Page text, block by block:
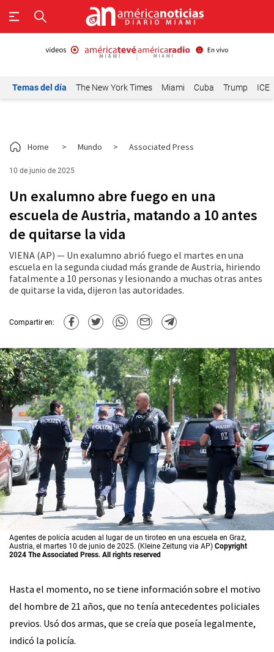
Temas del día The New York Times Miami Cuba Trump ICE
Home > Mundo > Associated Press
10 de junio de 2025
Un exalumno abre fuego en una
escuela de Austria, matando a 10 antes
de quitarse la vida
VIENA (AP) — Un exalumno abrió fuego el martes en una
escuela en la segunda ciudad más grande de Austria, hiriendo
fatalmente a 10 personas y lesionando a muchas otras antes
de quitarse la vida, dijeron las autoridades.
Compartir en:
Agentes de policía acuden al lugar de un tiroteo en una escuela en Graz,
Austria, el martes 10 de junio de 2025. (Kleine Zeitung via AP) Copyright
2024 The Associated Press. All rights reserved
Hasta el momento, no se tiene información sobre el motivo
del hombre de 21 años, que no tenía antecedentes policiales
previos. Usó dos armas, que se creía que poseía legalmente,
indicó la policía.